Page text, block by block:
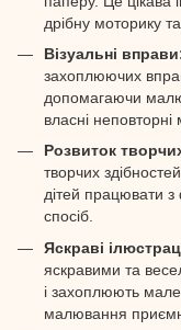
дрібну моторику
Візуальні
захоплюючих
допомагаючи
власні неповторні
Розвиток
творчих
дітей працювати з
спосіб.
Яскраві
яскравими та
і захоплюють
малювання